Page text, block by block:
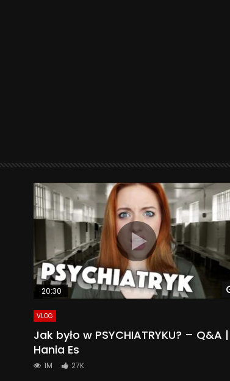
20:30
VLOG
Jak było w PSYCHIATRYKU? – Q&A |
Hania Es
1M 27K